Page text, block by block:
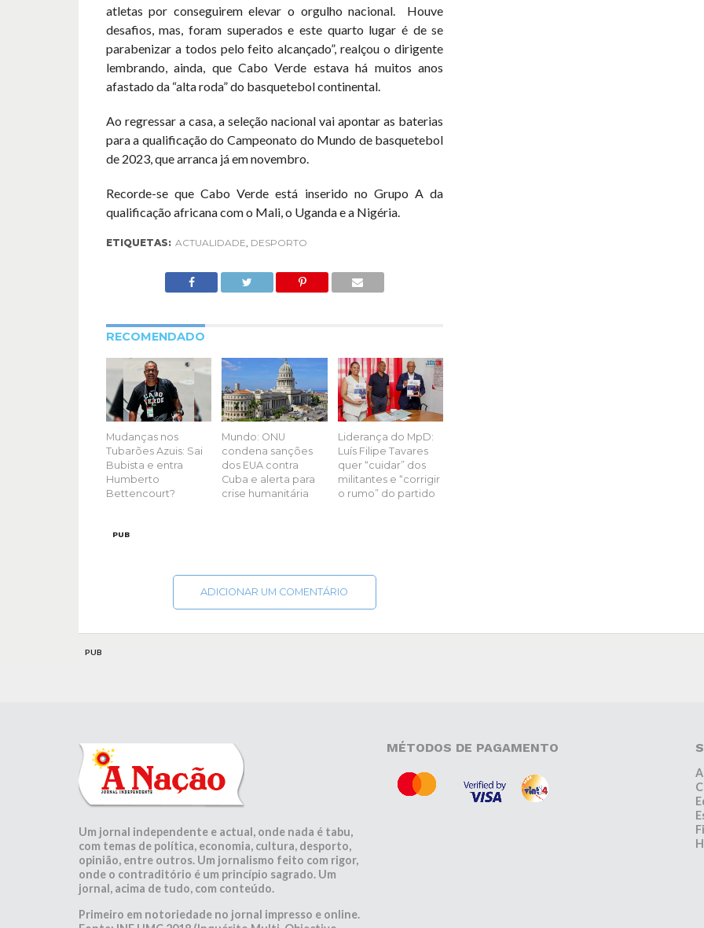
atletas por conseguirem elevar o orgulho nacional. Houve
desafios, mas, foram superados e este quarto lugar é de se
parabenizar a todos pelo feito alcançado”, realçou o dirigente
lembrando, ainda, que Cabo Verde estava há muitos anos
afastado da “alta roda” do basquetebol continental.
Ao regressar a casa, a seleção nacional vai apontar as baterias
para a qualificação do Campeonato do Mundo de basquetebol
de 2023, que arranca já em novembro.
Recorde-se que Cabo Verde está inserido no Grupo A da
qualificação africana com o Mali, o Uganda e a Nigéria.
ETIQUETAS: ACTUALIDADE, DESPORTO
RECOMENDADO
Mudanças nos
Tubarões Azuis: Sai
Bubista e entra
Humberto
Bettencourt?
Mundo: ONU
condena sanções
dos EUA contra
Cuba e alerta para
crise humanitária
Liderança do MpD:
Luís Filipe Tavares
quer “cuidar” dos
militantes e “corrigir
o rumo” do partido
PUB
ADICIONAR UM COMENTÁRIO
PUB
Um jornal independente e actual, onde nada é tabu,
com temas de política, economia, cultura, desporto,
opinião, entre outros. Um jornalismo feito com rigor,
onde o contraditório é um princípio sagrado. Um
jornal, acima de tudo, com conteúdo.
Primeiro em notoriedade no jornal impresso e online.
MÉTODOS DE PAGAMENTO